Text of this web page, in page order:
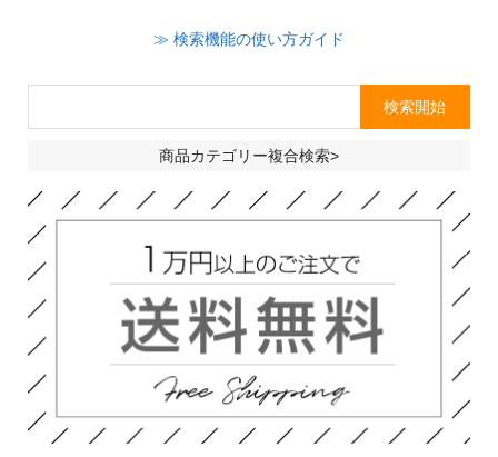
≫ 検索機能の使い方ガイド
商品カテゴリー複合検索>